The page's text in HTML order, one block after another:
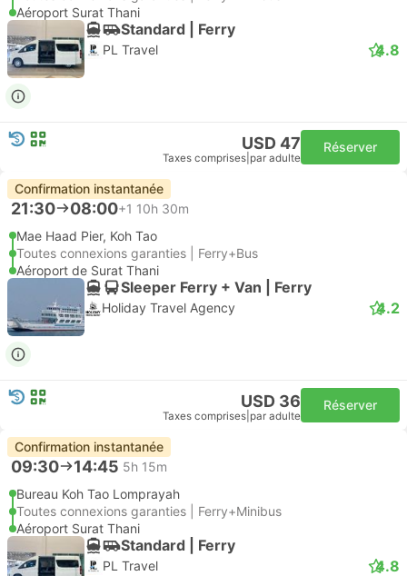
Aéroport Surat Thani
Standard | Ferry
PL Travel 4.8
USD 47
Taxes comprises par adulte
Réserver
Confirmation instantanée
21:30 08:00+1 10h 30m
Mae Haad Pier, Koh Tao
Toutes connexions garanties | Ferry+Bus
Aéroport de Surat Thani
Sleeper Ferry + Van | Ferry
Holiday Travel Agency 4.2
USD 36
Taxes comprises par adulte
Réserver
Confirmation instantanée
09:30 14:45 5h 15m
Bureau Koh Tao Lomprayah
Toutes connexions garanties | Ferry+Minibus
Aéroport Surat Thani
Standard | Ferry
PL Travel 4.8